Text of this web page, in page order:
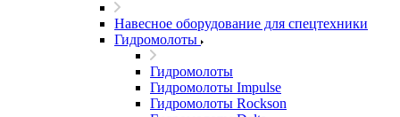
Навесное оборудование для спецтехники
Гидромолоты
Гидромолоты
Гидромолоты Impulse
Гидромолоты Rockson